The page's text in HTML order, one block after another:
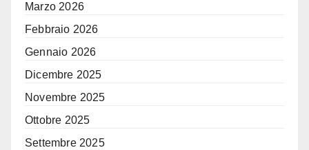
Marzo 2026
Febbraio 2026
Gennaio 2026
Dicembre 2025
Novembre 2025
Ottobre 2025
Settembre 2025